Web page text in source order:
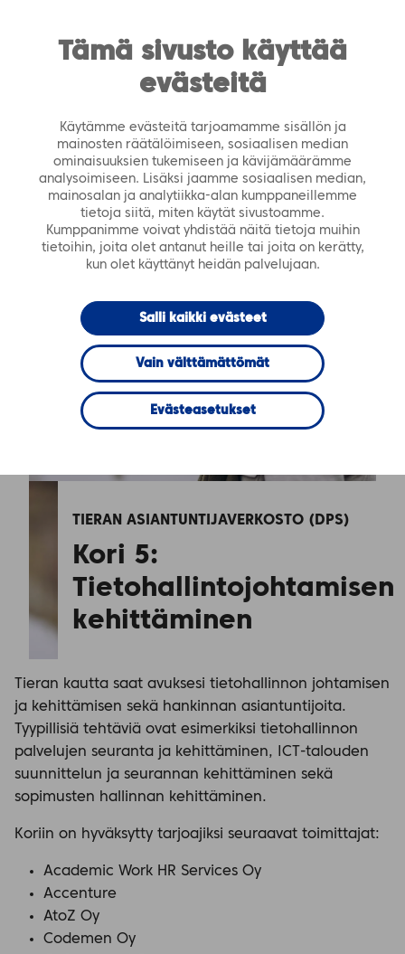
Tämä sivusto käyttää
evästeitä
Käytämme evästeitä tarjoamamme sisällön ja
mainosten räätälöimiseen, sosiaalisen median
ominaisuuksien tukemiseen ja kävijämäärämme
analysoimiseen. Lisäksi jaamme sosiaalisen median,
mainosalan ja analytiikka-alan kumppaneillemme
tietoja siitä, miten käytät sivustoamme.
Kumppanimme voivat yhdistää näitä tietoja muihin
tietoihin, joita olet antanut heille tai joita on kerätty,
kun olet käyttänyt heidän palvelujaan.
Salli kaikki evästeet
Vain välttämättömät
Evästeasetukset
https://tiera.fi/name FI SV
asiantuntijaverkosto (DPS)›Kori 5:
Tietohallintojohtamisen kehittäminen
TIERAN ASIANTUNTIJAVERKOSTO (DPS)
Kori 5:
Tietohallintojohtamisen
kehittäminen
Tieran kautta saat avuksesi tietohallinnon johtamisen
ja kehittämisen sekä hankinnan asiantuntijoita.
Tyypillisiä tehtäviä ovat esimerkiksi tietohallinnon
palvelujen seuranta ja kehittäminen, ICT-talouden
suunnittelun ja seurannan kehittäminen sekä
sopimusten hallinnan kehittäminen.
Koriin on hyväksytty tarjoajiksi seuraavat toimittajat:
Academic Work HR Services Oy
Accenture
AtoZ Oy
Codemen Oy